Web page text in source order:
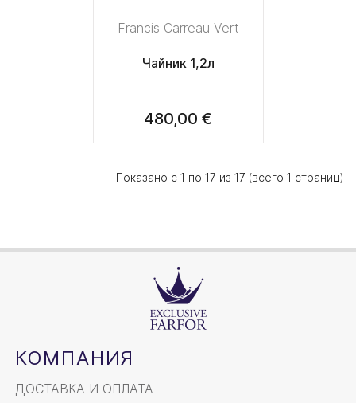
Francis Carreau Vert
Чайник 1,2л
480,00 €
Показано с 1 по 17 из 17 (всего 1 страниц)
КОМПАНИЯ
ДОСТАВКА И ОПЛАТА